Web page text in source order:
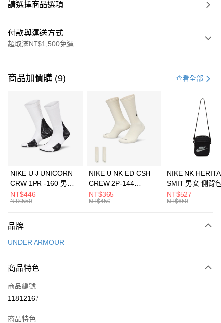
請選擇商品選項
付款與運送方式
超取滿NT$1,500免運
信用卡一次付款
3 期 0 利率 每期 21家銀行
合作金庫商業銀行
第一商業銀行
華南商業銀行
彰化商業銀行
上海商業儲蓄銀行
元大商業銀行
台灣樂天信用卡公司
Apple Pay
全盈+PAY
AFTEE先享後付
【關於「AFTEE先享後付」】
便利好安心！
３．安心：先確認商品／服務後，再付款。
【「AFTEE先享後付」結帳流程】
１．於結帳方式選擇「AFTEE先享後付」後，將跳轉至「AFTEE先享後付」
２．訂單成立數日內，您將收到繳費通知簡訊。
運送方式
每筆NT$100，滿NT$1,500(含以上)免運費
宅配
每筆NT$100，滿NT$1,500(含以上)免運費
付款後門市自取
商品加價購 (9) 查看全部
NIKE U J UNICORN
CRW 1PR -160 男女
中統襪 FZ3393100
NT$446
NT$550
NIKE U NK ED CSH
CREW 2P-144
EMBRDY 男女 短統襪
FZ3073133
NT$365
NT$450
NIKE NK
SMIT 男女 側背
BA5871010
NT$527
NT$650
品牌
UNDER ARMOUR
商品特色
商品編號
11812167
商品特色